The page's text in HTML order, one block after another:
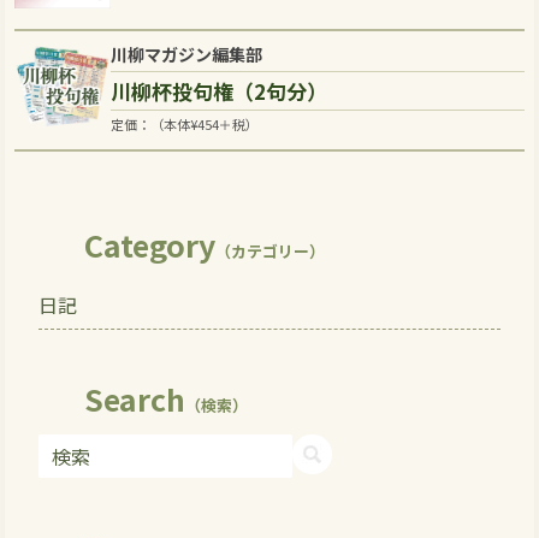
川柳マガジン編集部
川柳杯投句権（2句分）
定価：（本体¥454＋税）
Category （カテゴリー）
日記
Search （検索）